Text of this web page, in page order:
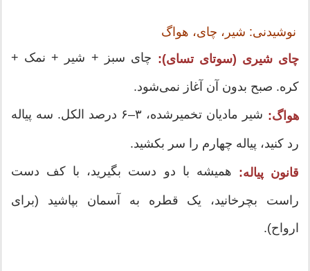
نوشیدنی: شیر، چای، هواگ
چای شیری (سوتای تسای): چای سبز + شیر + نمک +
کره. صبح بدون آن آغاز نمی‌شود.
هواگ: شیر مادیان تخمیرشده، ۳–۶ درصد الکل. سه پیاله
رد کنید، پیاله چهارم را سر بکشید.
قانون پیاله: همیشه با دو دست بگیرید، با کف دست
راست بچرخانید، یک قطره به آسمان بپاشید (برای
ارواح).